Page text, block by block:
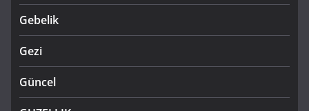
Gebelik
Gezi
Güncel